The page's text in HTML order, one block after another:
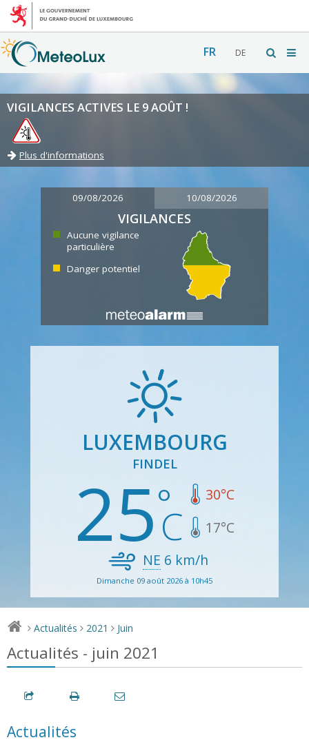
FR DE
VIGILANCES ACTIVES LE 9 AOÛT !
Plus d'informations
09/08/2026 10/08/2026
VIGILANCES
Aucune vigilance
particulière
Danger potentiel
LUXEMBOURG
FINDEL
25 30°C
17°C
NE 6 km/h
Dimanche 09 août 2026 à 10h45
> Actualités > 2021 > Juin
Actualités - juin 2021
Actualités